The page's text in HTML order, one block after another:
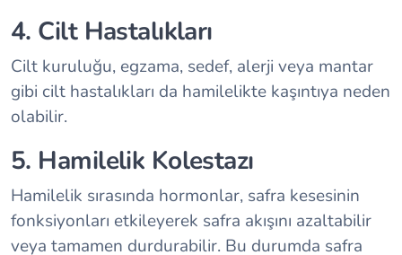
4. Cilt Hastalıkları
Cilt kuruluğu, egzama, sedef, alerji veya mantar
gibi cilt hastalıkları da hamilelikte kaşıntıya neden
olabilir.
5. Hamilelik Kolestazı
Hamilelik sırasında hormonlar, safra kesesinin
fonksiyonları etkileyerek safra akışını azaltabilir
veya tamamen durdurabilir. Bu durumda safra